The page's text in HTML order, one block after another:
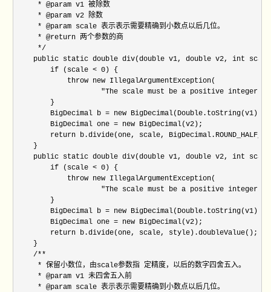
     * @param v1 被除数
     * @param v2 除数
     * @param scale 表示表示需要精确到小数点以后几位。
     * @return 两个参数的商
     */
public static double div(double v1, double v2, int
        if (scale < 0) {
            throw new IllegalArgumentException(
"The scale must be a positive integer
        }
        BigDecimal b = new BigDecimal(Double.toString(v1));
        BigDecimal one = new BigDecimal(v2);
return b.divide(one, scale,
    }
public static double div(double v1, double v2, int
        if (scale < 0) {
            throw new IllegalArgumentException(
"The scale must be a positive integer
        }
        BigDecimal b = new BigDecimal(Double.toString(v1));
        BigDecimal one = new BigDecimal(v2);
        return b.divide(one, scale, style).doubleValue();
    }
    /**
     * 保留小数位，由scale参数指 定精度，以后的数字四舍五入。
     * @param v1 未四舍五入前
     * @param scale 表示表示需要精确到小数点以后几位。